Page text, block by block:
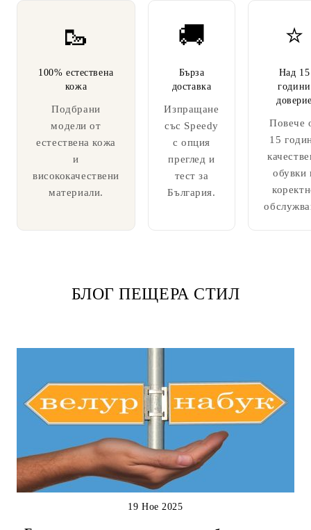
🥾
100% естествена
кожа
Подбрани
модели от
естествена кожа
и
висококачествени
материали.
🚚
Бърза
доставка
Изпращане
със Speedy
с опция
преглед и
тест за
България.
⭐
Над 15
години
Повече
15
обувки
БЛОГ ПЕЩЕРА СТИЛ
19 Ное 2025